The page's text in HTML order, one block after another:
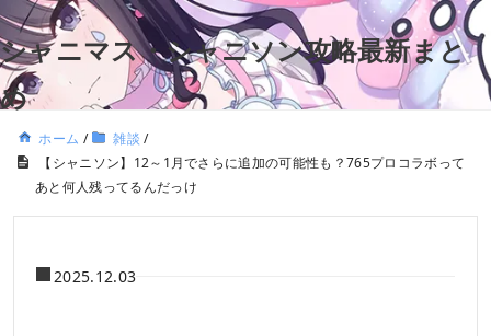
シャニマス・シャニソン攻略最新まと
め
ホーム / 雑談 /
【シャニソン】12～1月でさらに追加の可能性も？765プロコラボって
あと何人残ってるんだっけ
2025.12.03